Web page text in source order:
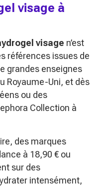
visage à
visage n’est
références issues de
grandes enseignes
Royaume-Uni, et dès
ou des
Collection à
des marques
à 18,90 € ou
sur des
intensément,